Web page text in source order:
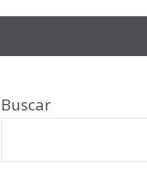
Buscar